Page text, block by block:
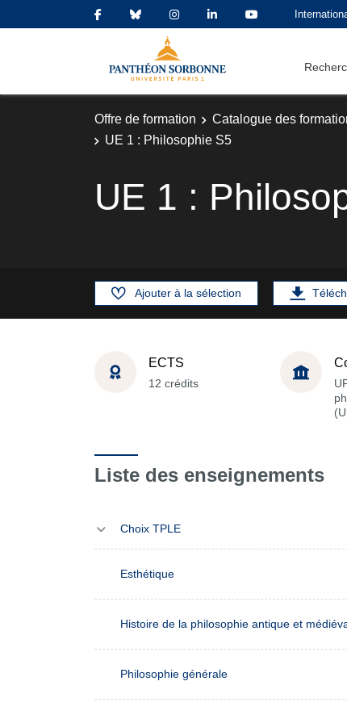
Offre de formation Catalogue des
UE 1 : Philosophie S5
UE 1 :
Ajouter à la sélection
ECTS
12 crédits
Liste des enseignements
Choix TPLE
Esthétique
Histoire de la philosophie antique et
Philosophie générale